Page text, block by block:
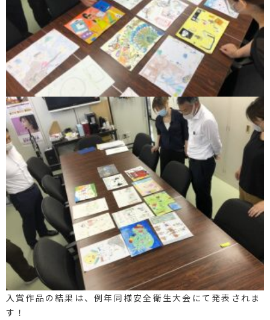
入賞作品の結果は、例年同様安全衛生大会にて発表されま
す！